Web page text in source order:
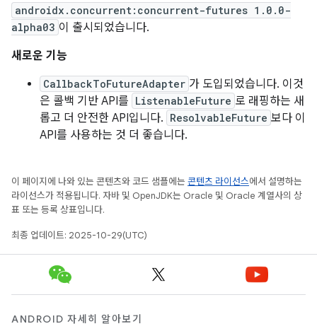
androidx.concurrent:concurrent-futures 1.0.0-
alpha03 이 출시되었습니다.
새로운 기능
CallbackToFutureAdapter 가 도입되었습니다. 이것
은 콜백 기반 API를 ListenableFuture 로 래핑하는 새
롭고 더 안전한 API입니다. ResolvableFuture 보다 이
API를 사용하는 것 더 좋습니다.
이 페이지에 나와 있는 콘텐츠와 코드 샘플에는 콘텐츠 라이선스에서 설명하는
라이선스가 적용됩니다. 자바 및 OpenJDK는 Oracle 및 Oracle 계열사의 상
표 또는 등록 상표입니다.
최종 업데이트: 2025-10-29(UTC)
ANDROID 자세히 알아보기